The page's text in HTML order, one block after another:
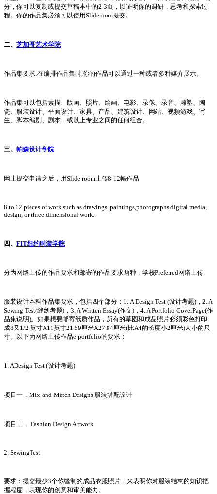
分，你可以复制或提交草稿本中的2-3页，以证明你的调研，思考和探索过
程。你的作品集必须可以使用Slideroom提交。
二、 芝加哥艺术学院
作品集要求:在编排作品集时,你的作品可以通过一种或者多种媒介展示。
作品集可以包括素描、版画、照片、绘画、电影、录像、录音、雕塑、陶
瓷、服装设计、平面设计、家具、产品、建筑设计、网站、视频游戏、写
生、脚本编剧、剧本…或以上专业之间的任何组合。
三、 帕森设计学院
网上提交申请之后，用Slide room上传8-12幅作品
8 to 12 pieces of work such as drawings, paintings,photographs,digital media,
design, or three-dimensional work.
四、 FIT纽约时装学院
分为网络上传的作品要求和邮寄的作品要求两种，学校Preferred网络上传.
服装设计本科作品集要求，包括四个部分：1. A Design Test (设计考题)，2. A
Sewing Test(缝纫考题)，3. A Written Essay(作文)，4. A Portfolio CoverPage(作
品集说明)。如果想要邮寄纸质作品，所有的草图和成品照片必须彩色打印
成8又1/2 英寸X11英寸21.59厘米X27.94厘米(比A4的长度小2厘米)大小的尺
寸。以下为网络上传作品e-portfolio的要求：
1. ADesign Test (设计考题)
项目一，Mix-and-Match Designs 服装搭配设计
项目二， Fashion Design Artwork
2. SewingTest
要求：提交最少3个你缝制的成品衣服照片，来表明你对服装结构的知识把
握程度，表现你的创意和审美能力。